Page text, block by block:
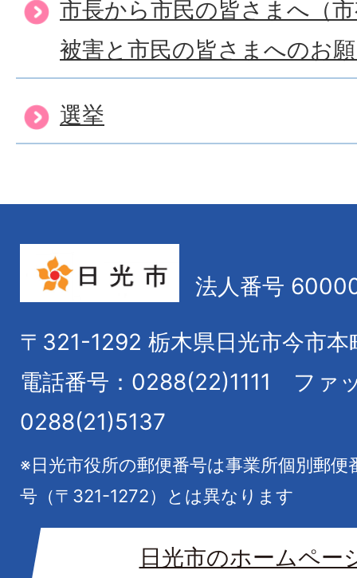
市長から市民の皆さまへ（
被害と市民の皆さまへのお
選挙
法人番号
〒321-1292 栃木県日光市今市本
電話番号：0288(22)1111
ファ
0288(21)5137
※日光市役所の郵便番号は事業所個別郵
号（〒321-1272）とは異なります
日光市のホームペー